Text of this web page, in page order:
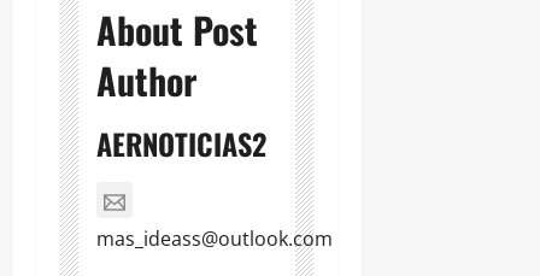
About Post
Author
AERNOTICIAS2
mas_ideass@outlook.com